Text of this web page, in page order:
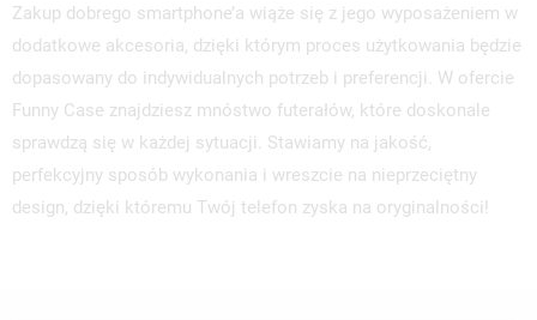
Zakup dobrego smartphone’a wiąże się z jego wyposażeniem w
dodatkowe akcesoria, dzięki którym proces użytkowania będzie
dopasowany do indywidualnych potrzeb i preferencji. W ofercie
Funny Case znajdziesz mnóstwo futerałów, które doskonale
sprawdzą się w każdej sytuacji. Stawiamy na jakość,
perfekcyjny sposób wykonania i wreszcie na nieprzeciętny
design, dzięki któremu Twój telefon zyska na oryginalności!